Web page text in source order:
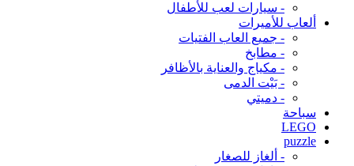
- سيارات لعب للأطفال
ألعاب للأميرات
- جميع العاب الفتيات
- مطابخ
- مكياج والعناية بالأظافر
- بَيْت الدمى
- دميتي
سباحة
LEGO
puzzle
- ألغاز للصغار